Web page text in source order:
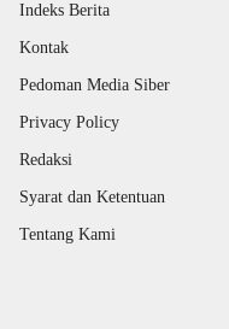
Indeks Berita
Kontak
Pedoman Media Siber
Privacy Policy
Redaksi
Syarat dan Ketentuan
Tentang Kami